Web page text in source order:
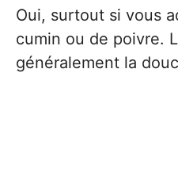
Oui, surtout si vous
cumin ou de poivre.
généralement la